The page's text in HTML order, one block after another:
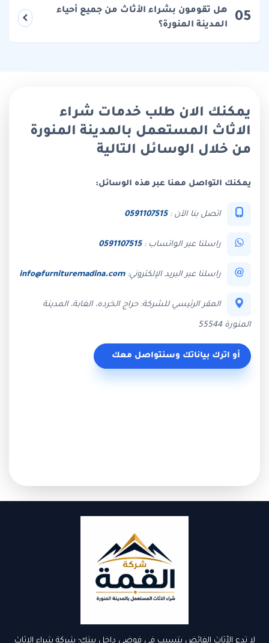
05
هل تقومون بشراء الأثاث من جميع أحياء
المدينة المنورة؟
يمكنك الان طلب خدمات شراء
الاثاث المستعمل بالمدينة المنورة
من خلال الوسائل التالية
يمكنك التواصل معنا عبر هذه الوسائل:
اتصل بنا الآن :0591107515
راسلنا عبر الواتساب :0591107515
راسلنا عبر البريد الإلكتروني:info@furnituremadina.com
المقر الرئيسي للشركة: حراج الخرده، الغابة، المدينة
المنورة 55544
أو اترك بياناتك وسنتواصل معك
لا تدع الأثاث الفائض يتسبب في فوضى داخل بيتك؛ شركة شراء الاثاث